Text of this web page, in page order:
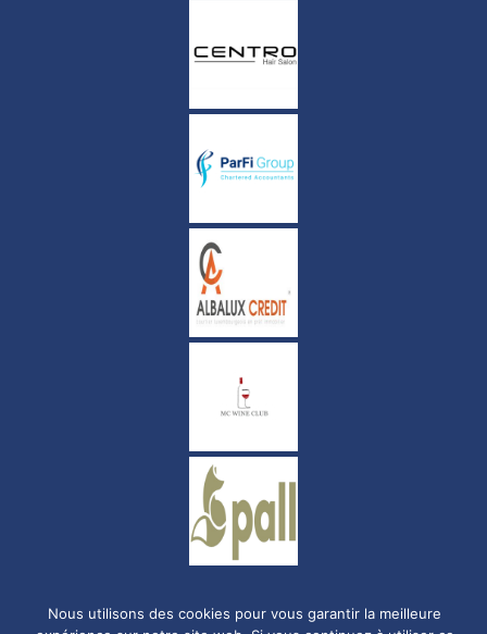
Politique de confidentialité
Nous utilisons des cookies pour vous garantir la meilleure